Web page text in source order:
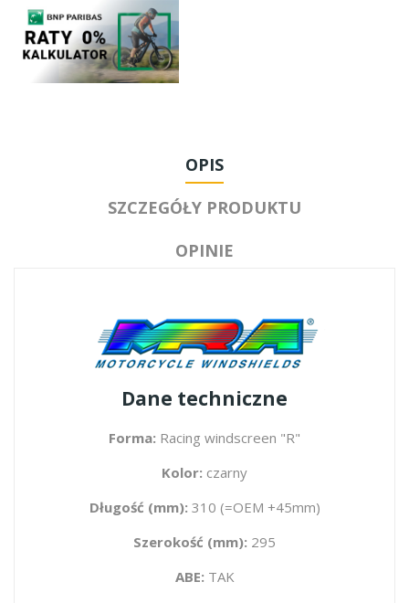
OPIS
SZCZEGÓŁY PRODUKTU
OPINIE
Dane techniczne
Forma: Racing windscreen "R"
Kolor: czarny
Długość (mm): 310 (=OEM +45mm)
Szerokość (mm): 295
ABE: TAK